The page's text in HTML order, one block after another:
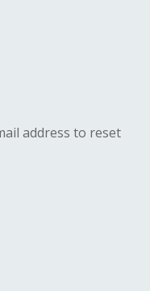
address to reset